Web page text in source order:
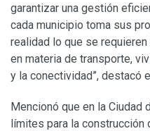
garantizar una gestión
cada municipio toma sus
realidad lo que se
en materia de transporte,
y la conectividad”, destacó
Mencionó que en la
límites para la construcción